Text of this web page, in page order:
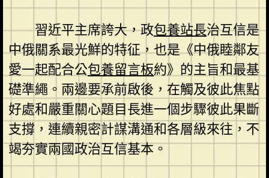
習近平主席誇大，政包養站長治互信是
中俄關系最光鮮的特征，也是《中俄睦鄰友
愛一起配合公包養留言板約》的主旨和最基
礎準繩。兩邊要承前啟後，在觸及彼此焦點
好處和嚴重關心題目長進一個步驟彼此果斷
支撐，連續親密計謀溝通和各層級來往，不
竭夯實兩國政治互信基本。